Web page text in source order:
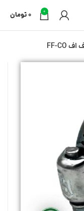
0
0تومان